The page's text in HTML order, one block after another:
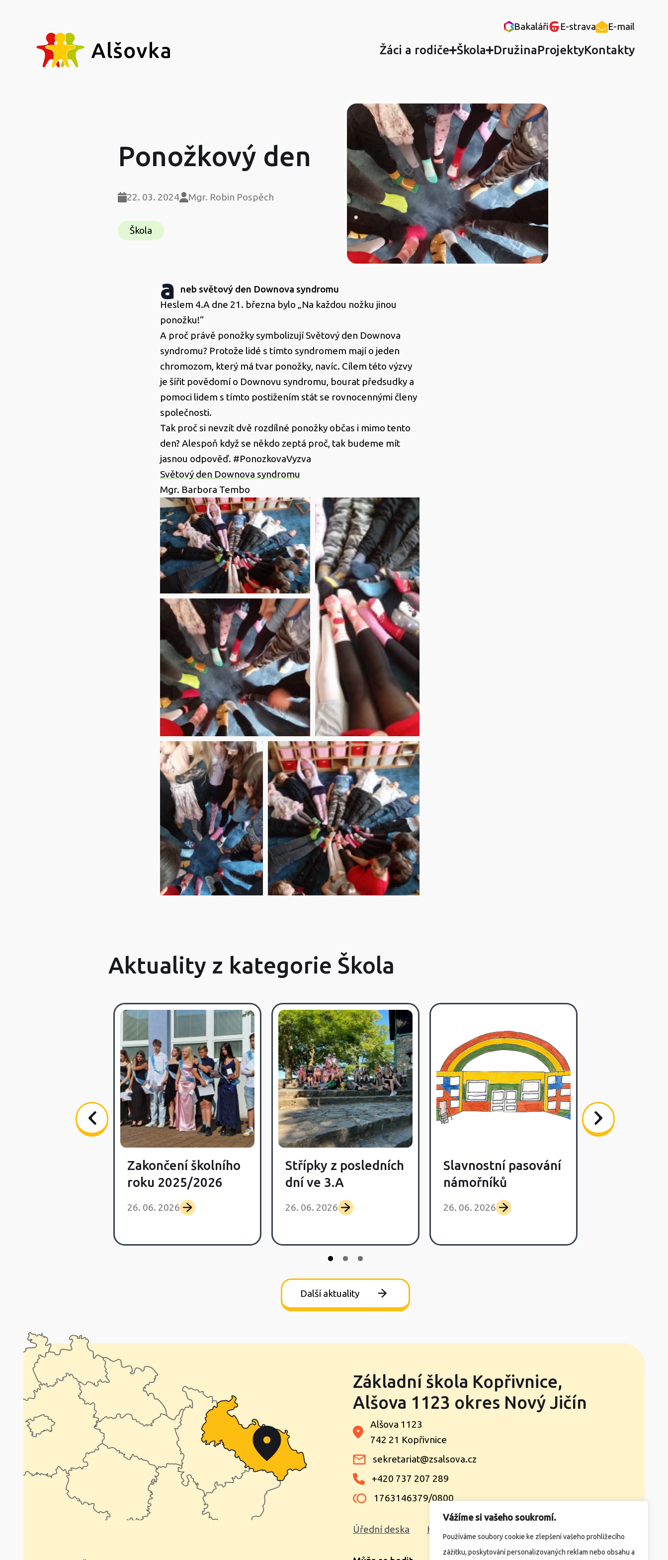
Vážíme si vašeho soukromí.
Používáme soubory cookie ke zlepšení vašeho prohlížecího
zážitku, poskytování personalizovaných reklam nebo obsahu a
Bakaláři E-strava E-mail
Žáci a rodiče Škola DružinaProjektyKontakty
Ponožkový den
22. 03. 2024 Mgr. Robin Pospěch
Škola
a
neb světový den Downova syndromu
Heslem 4.A dne 21. března bylo „Na každou nožku jinou
ponožku!“
A proč právě ponožky symbolizují Světový den Downova
syndromu? Protože lidé s tímto syndromem mají o jeden
chromozom, který má tvar ponožky, navíc. Cílem této výzvy
je šířit povědomí o Downovu syndromu, bourat předsudky a
pomoci lidem s tímto postižením stát se rovnocennými členy
společnosti.
Tak proč si nevzít dvě rozdílné ponožky občas i mimo tento
den? Alespoň když se někdo zeptá proč, tak budeme mít
jasnou odpověď. #PonozkovaVyzva
Světový den Downova syndromu
Mgr. Barbora Tembo
Aktuality z kategorie Škola
Zakončení školního
roku 2025/2026
26. 06. 2026
Střípky z posledních
dní ve 3.A
26. 06. 2026
Slavnostní pasování
námořníků
26. 06. 2026
Další aktuality
Základní škola Kopřivnice,
Alšova 1123 okres Nový Jičín
Alšova 1123
742 21 Kopřivnice
sekretariat@zsalsova.cz
+420 737 207 289
1763146379/0800
Úřední deska Kontakty